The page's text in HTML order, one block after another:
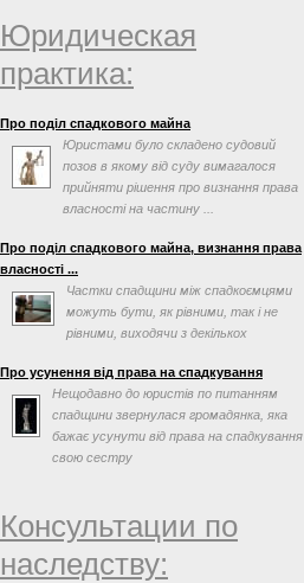
Юридическая
практика:
Про поділ спадкового майна
Юристами було складено судовий
позов в якому від суду вимагалося
прийняти рішення про визнання права
власності на частину ...
Про поділ спадкового майна, визнання права
власності ...
Частки спадщини між спадкоємцями
можуть бути, як рівними, так і не
рівними, виходячи з декількох
Про усунення від права на спадкування
Нещодавно до юристів по питанням
спадщини звернулася громадянка, яка
бажає усунути від права на спадкування
свою сестру
Консультации по
наследству: